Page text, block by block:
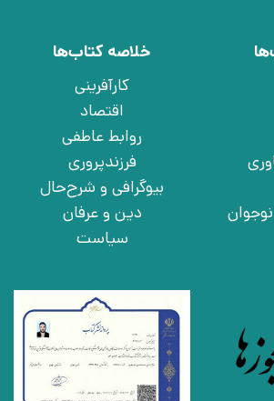
خلاصه کتاب‌ها
کارآفرینی
اقتصاد
روابط عاطفی
فرزندپروری
بیوگرافی و شرح‌حال
دین و عرفان
سیاست